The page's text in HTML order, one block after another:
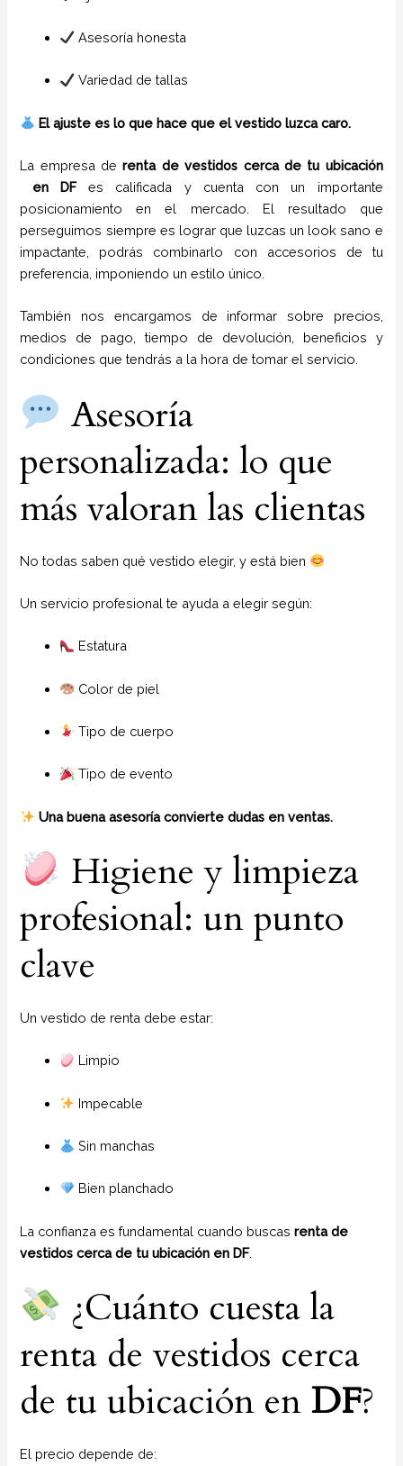
Asesoría honesta
Variedad de tallas
El ajuste es lo que hace que el vestido luzca caro.
La empresa derenta de vestidos cerca de tu ubicación
en DF
es calificada y cuenta con un importante
posicionamiento en el mercado. El resultado que
perseguimos siempre es lograr que luzcas un look sano e
impactante, podrás combinarlo con accesorios de tu
preferencia, imponiendo un estilo único.
También nos encargamos de informar sobre precios,
medios de pago, tiempo de devolución, beneficios y
condiciones que tendrás a la hora de tomar el servicio.
Asesoría
personalizada: lo que
más valoran las clientas
No todas saben qué vestido elegir, y está bien
Un servicio profesional te ayuda a elegir según:
Estatura
Color de piel
Tipo de cuerpo
Tipo de evento
Una buena asesoría convierte dudas en ventas.
Higiene y limpieza
profesional: un punto
clave
Un vestido de renta debe estar:
Limpio
Impecable
Sin manchas
Bien planchado
La confianza es fundamental cuando buscasrenta de
vestidos cerca de tu ubicación en DF.
¿Cuánto cuesta la
renta de vestidos cerca
de tu ubicación enDF?
El precio depende de: